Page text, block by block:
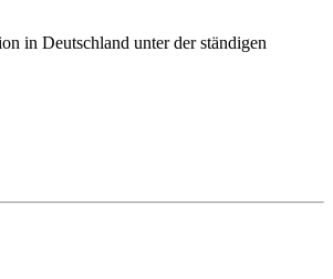
in Deutschland unter der ständigen